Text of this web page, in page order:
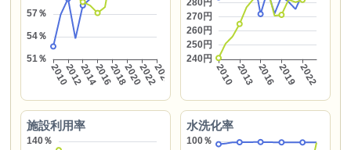
施設利用率 水洗化率